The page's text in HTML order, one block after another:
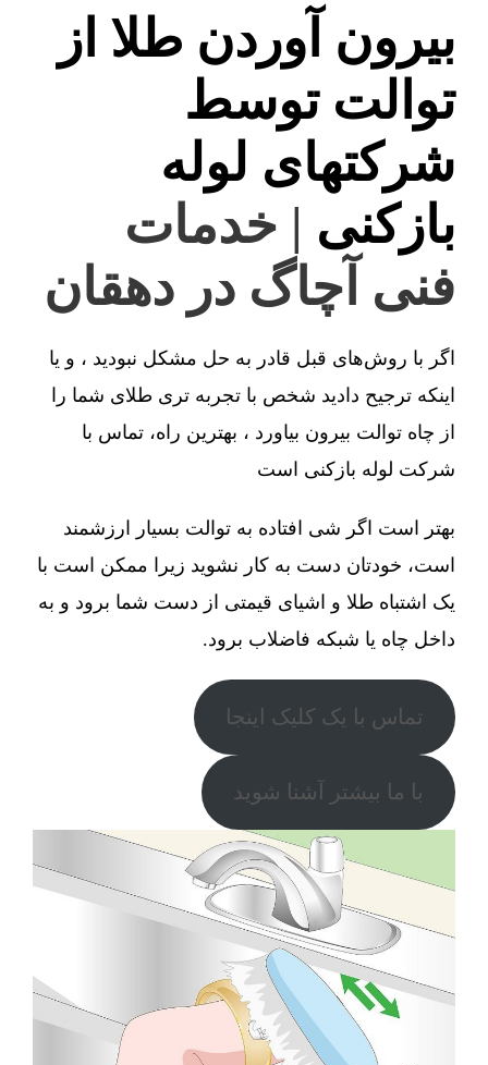
بیرون آوردن طلا از
توالت توسط
شرکتهای لوله
بازکنی | خدمات
فنی آچاگ در دهقان
اگر با روش‌های قبل قادر به حل مشکل نبودید ، و یا
اینکه ترجیح دادید شخص با تجربه تری طلای شما را
از چاه توالت بیرون بیاورد ، بهترین راه، تماس با
شرکت لوله بازکنی است
بهتر است اگر شی افتاده به توالت بسیار ارزشمند
است، خودتان دست به کار نشوید زیرا ممکن است با
یک اشتباه طلا و اشیای قیمتی از دست شما برود و به
داخل چاه یا شبکه فاضلاب برود.
تماس با یک کلیک اینجا
با ما بیشتر آشنا شوید